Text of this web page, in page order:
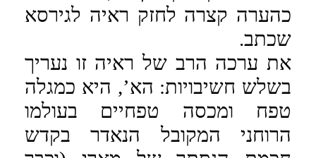
כהערה קצרה לחזק ראיה לגירסא
שכתב.
את ערכה הרב של ראיה זו נעריך
בשלש חשיבויות: הא’, היא כמגלה
טפח ומכסה טפחיים בעולמו
הרוחני המקובל הנאדר בקדש